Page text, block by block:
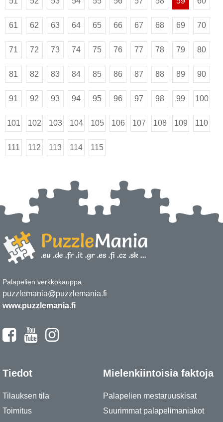
61 62 63 64 65 66 67 68 69 70
71 72 73 74 75 76 77 78 79 80
81 82 83 84 85 86 87 88 89 90
91 92 93 94 95 96 97 98 99 100
101 102 103 104 105 106 107 108 109 110
111 112 113 114 115
Palapelien verkkokauppa
puzzlemania@puzzlemania.fi
www.puzzlemania.fi
Tiedot
Tilauksen tila
Toimitus
Mielenkiintoisia faktoja
Palapelien mestaruuskisat
Suurimmat palapelimaniakot